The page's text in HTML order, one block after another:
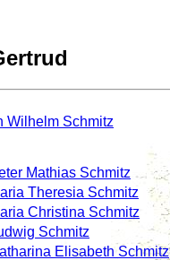
Wilhelm Schmitz
Mathias Schmitz
Theresia Schmitz
Christina Schmitz
Schmitz
Elisabeth Schmitz